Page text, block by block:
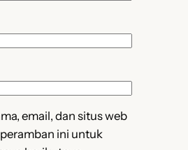
email, dan situs web
ini untuk